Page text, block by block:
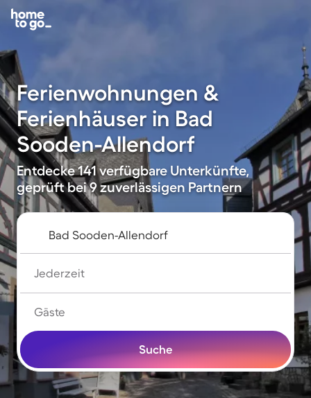
Ferienwohnungen &
Ferienhäuser in Bad
Sooden-Allendorf
Entdecke 141 verfügbare Unterkünfte,
geprüft bei 9 zuverlässigen Partnern
Jederzeit
Gäste
Suche